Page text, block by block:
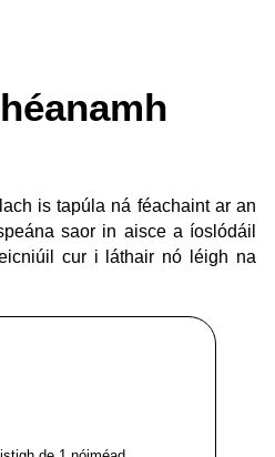
is tapúla ná féachaint ar an
saor in aisce a íoslódáil
cur i láthair nó léigh na